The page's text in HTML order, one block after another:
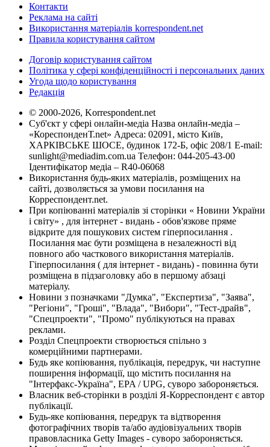
Контакти
Реклама на сайті
Використання матеріалів korrespondent.net
Правила користування сайтом
Договір користування сайтом
Політика у сфері конфіденційності і персональних даних
Угода щодо користування
Редакція
© 2000-2026, Korrespondent.net
Суб'єкт у сфері онлайн-медіа Назва онлайн-медіа –
«КореспонденТ.net» Адреса: 02091, місто Київ,
ХАРКІВСЬКЕ ШОСЕ, будинок 172-Б, офіс 208/1 E-mail:
sunlight@mediadim.com.ua Телефон: 044-205-43-00
Ідентифікатор медіа – R40-06068
Використання будь-яких матеріалів, розміщених на
сайті, дозволяється за умови посилання на
Корреспондент.net.
При копіюванні матеріалів зі сторінки « Новини України
і світу» , для інтернет - видань - обов'язкове пряме
відкрите для пошукових систем гіперпосилання .
Посилання має бути розміщена в незалежності від
повного або часткового використання матеріалів.
Гіперпосилання ( для інтернет - видань) - повинна бути
розміщена в підзаголовку або в першому абзаці
матеріалу.
Новини з позначками "Думка", "Експертиза", "Заява",
"Регіони", "Гроші", "Влада", "Вибори", "Тест-драйв",
"Спецпроекти", "Промо" публікуються на правах
реклами.
Розділ Спецпроекти створюється спільно з
комерційними партнерами.
Будь яке копіювання, публікація, передрук, чи наступне
поширення інформації, що містить посилання на
"Інтерфакс-Україна", EPA / UPG, суворо забороняється.
Власник веб-сторінки в розділі Я-Корреспондент є автор
публікації.
Будь-яке копіювання, передрук та відтворення
фотографічних творів та/або аудіовізуальних творів
правовласника Getty Images - суворо забороняється.